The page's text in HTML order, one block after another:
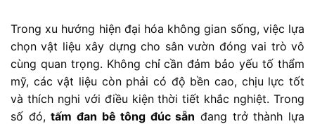
Trong xu hướng hiện đại hóa không gian sống, việc lựa
chọn vật liệu xây dựng cho sân vườn đóng vai trò vô
cùng quan trọng. Không chỉ cần đảm bảo yếu tố thẩm
mỹ, các vật liệu còn phải có độ bền cao, chịu lực tốt
và thích nghi với điều kiện thời tiết khắc nghiệt. Trong
số đó,tấm đan bê tông đúc sẵn đang trở thành lựa